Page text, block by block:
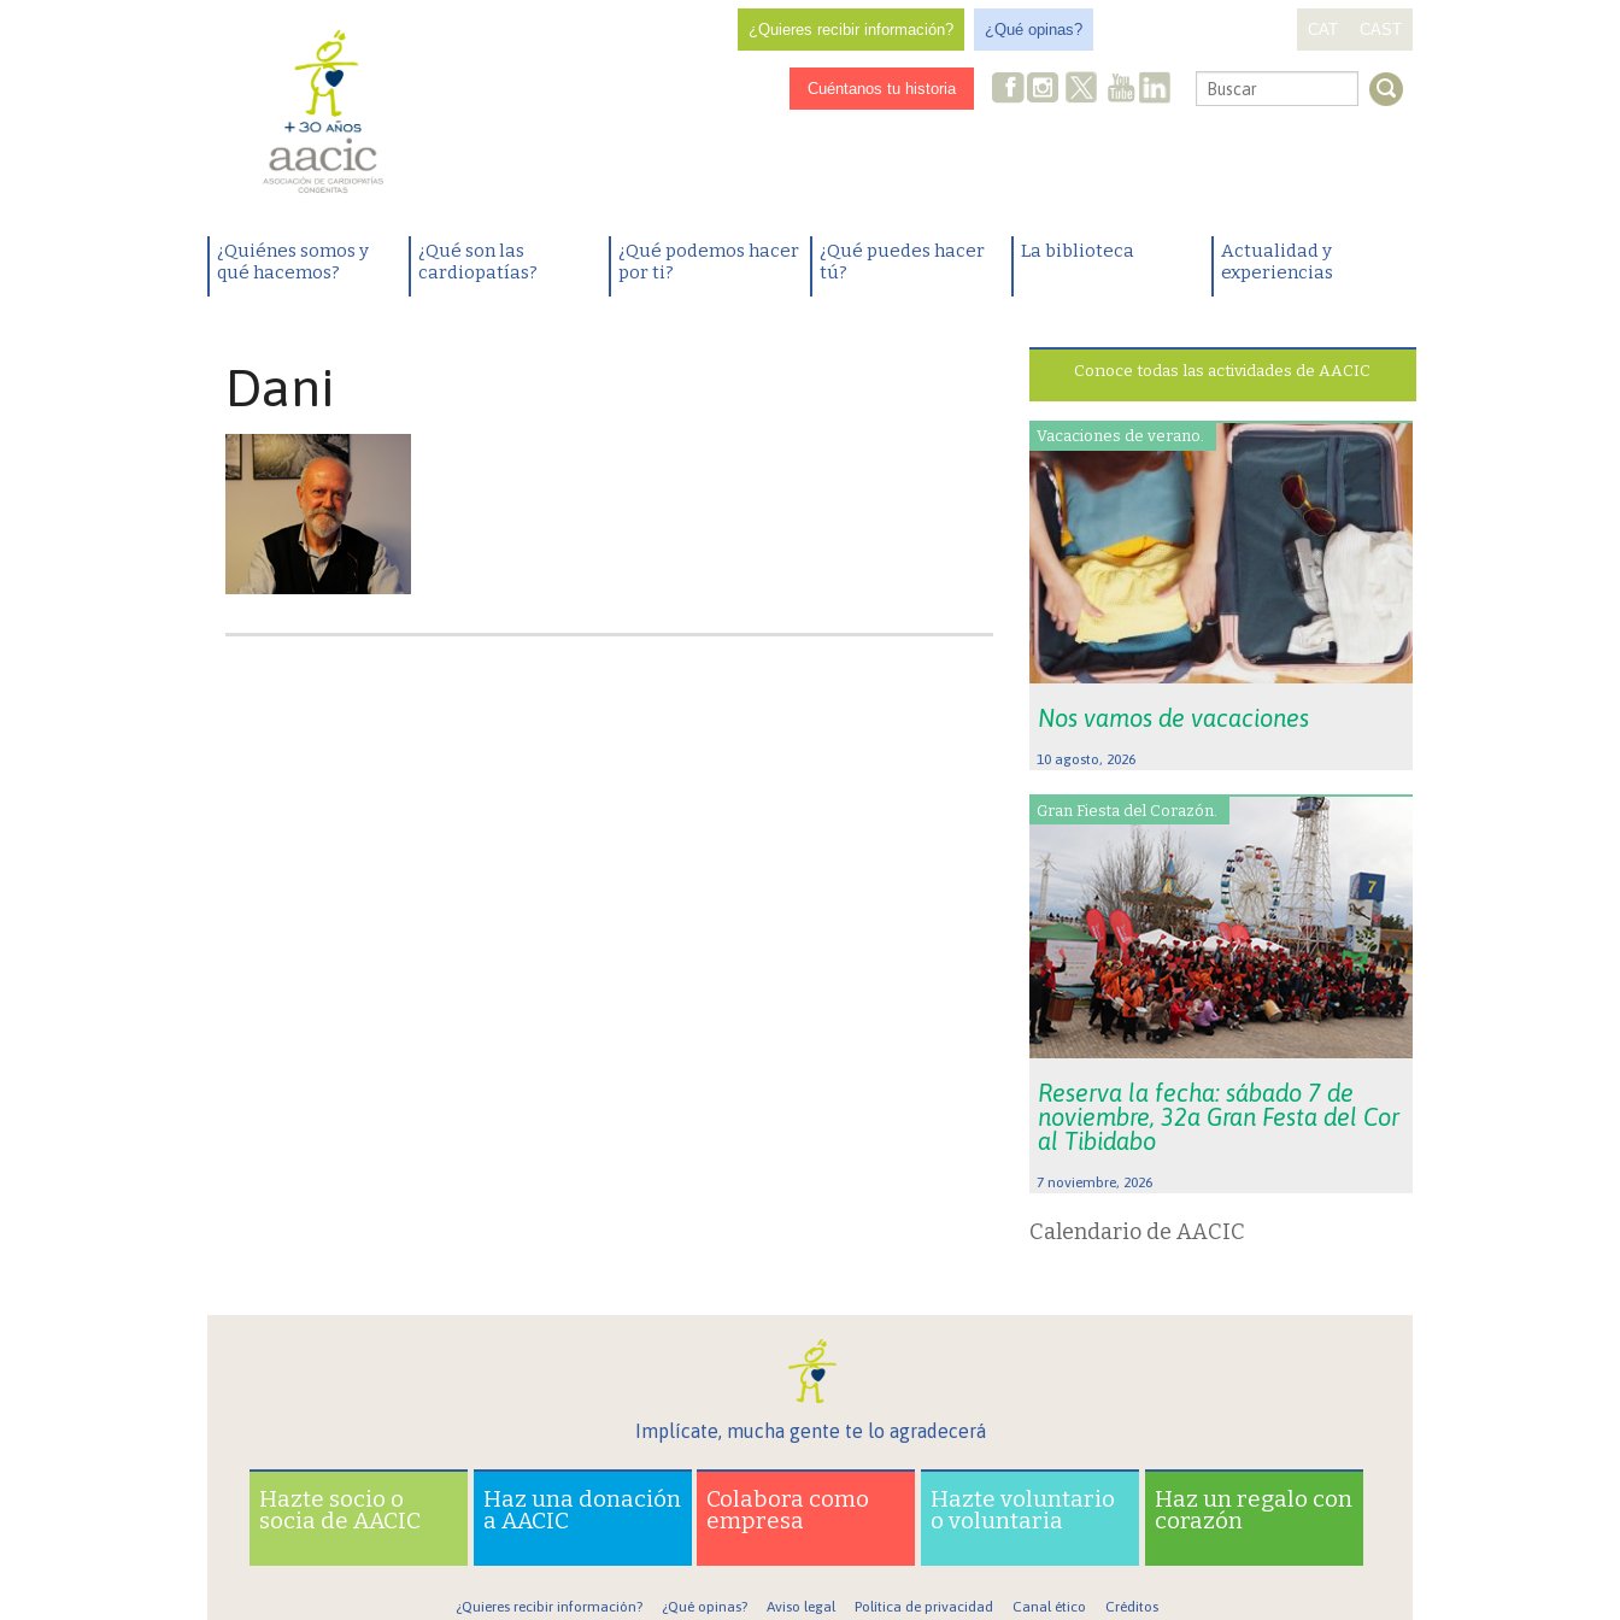
¿Quieres recibir información? ¿Qué opinas? CAT CAST
Cuéntanos tu historia .
¿Quiénes somos y
qué hacemos?
¿Qué son las
cardiopatías?
¿Qué podemos hacer
por ti?
¿Qué puedes hacer
tú?
La biblioteca
Actualidad y
experiencias
Dani Conoce todas las actividades de AACIC
Vacaciones de verano.
Nos vamos de vacaciones
10 agosto, 2026
Gran Fiesta del Corazón.
Reserva la fecha: sábado 7 de
noviembre, 32a Gran Festa del Cor
al Tibidabo
7 noviembre, 2026
Calendario de AACIC
Implícate, mucha gente te lo agradecerá
Hazte socio o
socia de AACIC
Haz una donación
a AACIC
Colabora como
empresa
Hazte voluntario
o voluntaria
Haz un regalo con
corazón
¿Quieres recibir información? ¿Qué opinas? Aviso legal Política de privacidad Canal ético Créditos